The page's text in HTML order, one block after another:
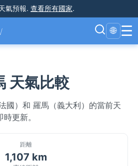
氣預報. 查看所有國家.
🌐 ☰
天氣比較
國）和 羅馬（義大利）的當前天
更新。
距離
1,107 km